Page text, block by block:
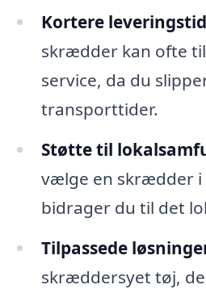
Kortere
skrædder kan ofte
service, da du
transporttider.
Støtte til
vælge en skrædder i
bidrager du til det
Tilpassede
skræddersyet tøj,